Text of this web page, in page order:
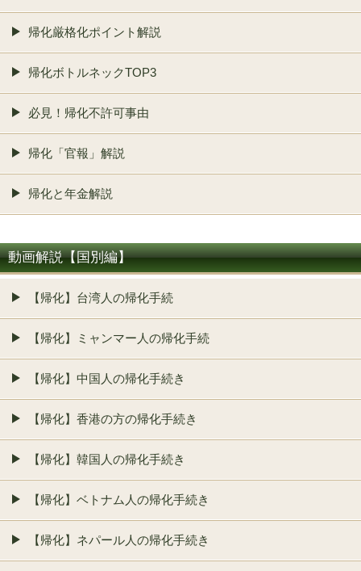
帰化厳格化ポイント解説
帰化ボトルネックTOP3
必見！帰化不許可事由
帰化「官報」解説
帰化と年金解説
動画解説【国別編】
【帰化】台湾人の帰化手続
【帰化】ミャンマー人の帰化手続
【帰化】中国人の帰化手続き
【帰化】香港の方の帰化手続き
【帰化】韓国人の帰化手続き
【帰化】ベトナム人の帰化手続き
【帰化】ネパール人の帰化手続き